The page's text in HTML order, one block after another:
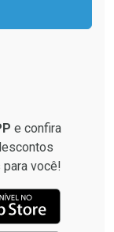
sem Desconto
e confira
você!